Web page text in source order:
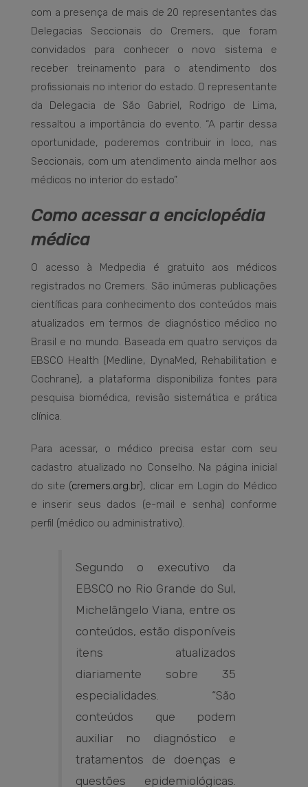
com a presença de mais de 20 representantes das
Delegacias Seccionais do Cremers, que foram
convidados para conhecer o novo sistema e
receber treinamento para o atendimento dos
profissionais no interior do estado. O representante
da Delegacia de São Gabriel, Rodrigo de Lima,
ressaltou a importância do evento. “A partir dessa
oportunidade, poderemos contribuir in loco, nas
Seccionais, com um atendimento ainda melhor aos
médicos no interior do estado”.
Como acessar a enciclopédia
médica
O acesso à Medpedia é gratuito aos médicos
registrados no Cremers. São inúmeras publicações
científicas para conhecimento dos conteúdos mais
atualizados em termos de diagnóstico médico no
Brasil e no mundo. Baseada em quatro serviços da
EBSCO Health (Medline, DynaMed, Rehabilitation e
Cochrane), a plataforma disponibiliza fontes para
pesquisa biomédica, revisão sistemática e prática
clínica.
Para acessar, o médico precisa estar com seu
cadastro atualizado no Conselho. Na página inicial
do site (cremers.org.br), clicar em Login do Médico
e inserir seus dados (e-mail e senha) conforme
perfil (médico ou administrativo).
Segundo o executivo da
EBSCO no Rio Grande do Sul,
Michelângelo Viana, entre os
conteúdos, estão disponíveis
itens atualizados
diariamente sobre 35
especialidades. “São
conteúdos que podem
auxiliar no diagnóstico e
tratamentos de doenças e
questões epidemiológicas.